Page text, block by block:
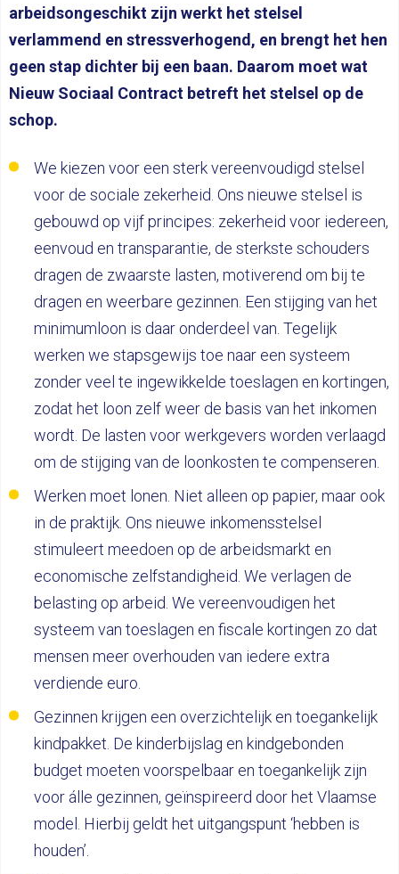
arbeidsongeschikt zijn werkt het stelsel
verlammend en stressverhogend, en brengt het hen
geen stap dichter bij een baan. Daarom moet wat
Nieuw Sociaal Contract betreft het stelsel op de
schop.
We kiezen voor een sterk vereenvoudigd stelsel
voor de sociale zekerheid. Ons nieuwe stelsel is
gebouwd op vijf principes: zekerheid voor iedereen,
eenvoud en transparantie, de sterkste schouders
dragen de zwaarste lasten, motiverend om bij te
dragen en weerbare gezinnen. Een stijging van het
minimumloon is daar onderdeel van. Tegelijk
werken we stapsgewijs toe naar een systeem
zonder veel te ingewikkelde toeslagen en kortingen,
zodat het loon zelf weer de basis van het inkomen
wordt. De lasten voor werkgevers worden verlaagd
om de stijging van de loonkosten te compenseren.
Werken moet lonen. Niet alleen op papier, maar ook
in de praktijk. Ons nieuwe inkomensstelsel
stimuleert meedoen op de arbeidsmarkt en
economische zelfstandigheid. We verlagen de
belasting op arbeid. We vereenvoudigen het
systeem van toeslagen en fiscale kortingen zo dat
mensen meer overhouden van iedere extra
verdiende euro.
Gezinnen krijgen een overzichtelijk en toegankelijk
kindpakket. De kinderbijslag en kindgebonden
budget moeten voorspelbaar en toegankelijk zijn
voor álle gezinnen, geïnspireerd door het Vlaamse
model. Hierbij geldt het uitgangspunt ‘hebben is
houden’.